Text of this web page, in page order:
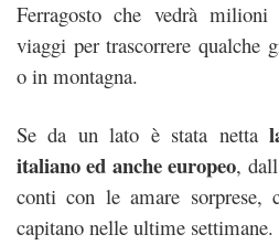
Ferragosto che vedrà
viaggi per trascorrere qualche
o in montagna.
Se da un lato è stata netta
italiano ed anche europeo,
conti con le amare sorprese,
capitano nelle ultime settimane.